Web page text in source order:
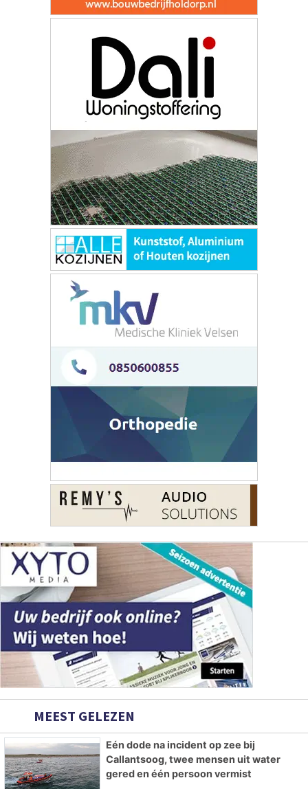
MEEST GELEZEN
Eén dode na incident op zee bij
Callantsoog, twee mensen uit water
gered en één persoon vermist